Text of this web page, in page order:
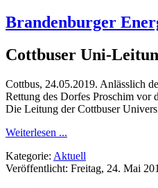
Brandenburger
Cottbuser Uni-
Cottbus, 24.05.2019. Anlässlich
Rettung des Dorfes Proschim vor
Die Leitung der Cottbuser
Weiterlesen ...
Kategorie: Aktuell
Veröffentlicht: Freitag, 24. Mai